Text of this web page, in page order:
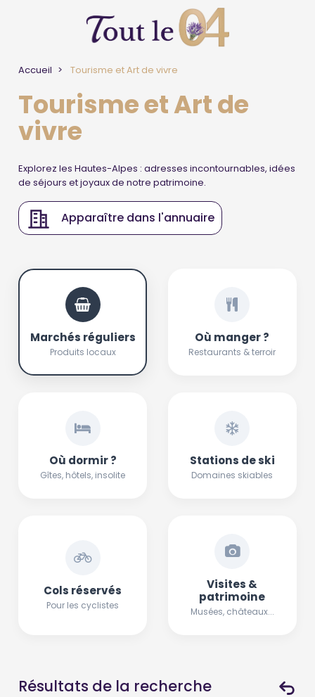
Accueil Tourisme et Art de vivre
Tourisme et Art de
vivre
Explorez les Hautes-Alpes : adresses incontournables, idées
de séjours et joyaux de notre patrimoine.
Apparaître dans l'annuaire
Marchés réguliers
Produits locaux
Où manger ?
Restaurants & terroir
Où dormir ?
Gîtes, hôtels, insolite
Stations de ski
Domaines skiables
Cols réservés
Pour les cyclistes
Visites &
patrimoine
Musées, châteaux...
Résultats de la recherche